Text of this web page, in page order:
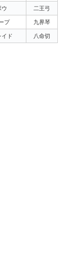
ウ 二王弓
プ 九界琴
イド 八命切